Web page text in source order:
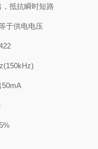
抵抗瞬时短路
于供电电压
50mA